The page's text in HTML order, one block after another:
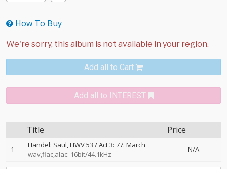
How To Buy
Add all to Cart
Add all to INTEREST
Title Price
1
Handel: Saul, HWV 53 / Act 3: 77. March
wav,flac,alac: 16bit/44.1kHz
N/A